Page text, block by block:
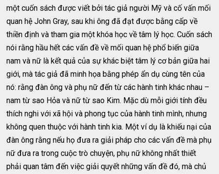
một cuốn sách được viết bởi tác giả người Mỹ và cố vấn mối
quan hệ John Gray, sau khi ông đã đạt được bằng cấp về
thiền định và tham gia một khóa học về tâm lý học. Cuốn sách
nói rằng hầu hết các vấn đề về mối quan hệ phổ biến giữa
nam và nữ là kết quả của sự khác biệt tâm lý cơ bản giữa hai
giới, mà tác giả đã minh họa bằng phép ẩn dụ cùng tên của
nó: rằng đàn ông và phụ nữ đến từ các hành tinh khác nhau –
nam từ sao Hỏa và nữ từ sao Kim. Mặc dù mỗi giới tính đều
thích nghi với xã hội và phong tục của hành tinh mình, nhưng
không quen thuộc với hành tinh kia. Một ví dụ là khiếu nại của
đàn ông rằng nếu họ đưa ra giải pháp cho các vấn đề mà phụ
nữ đưa ra trong cuộc trò chuyện, phụ nữ không nhất thiết
phải quan tâm đến việc giải quyết những vấn đề đó, mà chủ